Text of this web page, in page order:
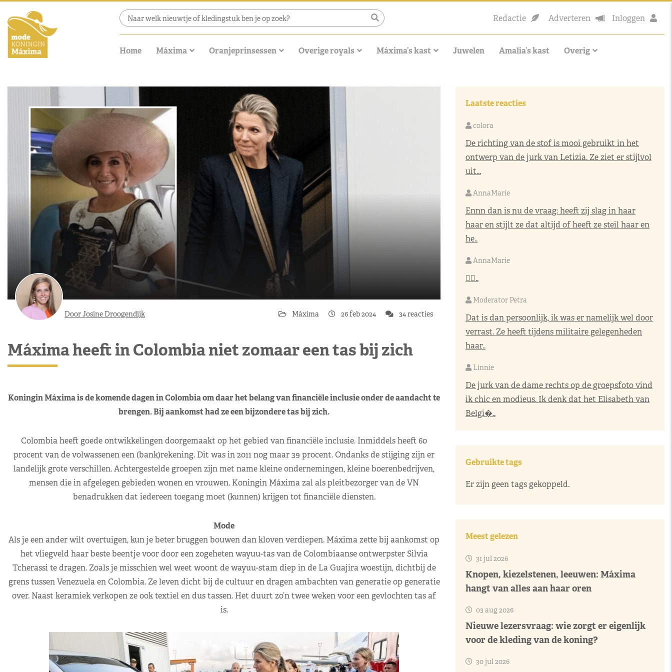
Redactie Adverteren Inloggen
Home Máxima Oranjeprinsessen Overige royals Máxima’s kast Juwelen Amalia’s kast Overig
Door Josine Droogendijk Máxima 26 feb 2024 34 reacties
Máxima heeft in Colombia niet zomaar een tas bij zich
Koningin Máxima is de komende dagen in Colombia om daar het belang van financiële inclusie onder de aandacht te
brengen. Bij aankomst had ze een bijzondere tas bij zich.
Colombia heeft goede ontwikkelingen doorgemaakt op het gebied van financiële inclusie. Inmiddels heeft 60
procent van de volwassenen een (bank)rekening. Dit was in 2011 nog maar 39 procent. Ondanks de stijging zijn er
landelijk grote verschillen. Achtergestelde groepen zijn met name kleine ondernemingen, kleine boerenbedrijven,
mensen die in afgelegen gebieden wonen en vrouwen. Koningin Máxima zal als pleitbezorger van de VN
benadrukken dat iedereen toegang moet (kunnen) krijgen tot financiële diensten.
Mode
Als je een ander wilt overtuigen, kun je beter bruggen bouwen dan kloven verdiepen. Máxima zette bij aankomst op
het vliegveld haar beste beentje voor door een zogeheten wayuu-tas van de Colombiaanse ontwerpster Silvia
Tcherassi te dragen. Zoals je misschien wel weet woont de wayuu-stam diep in de La Guajira woestijn, dichtbij de
grens tussen Venezuela en Colombia. Ze leven dicht bij de cultuur en dragen ambachten van generatie op generatie
over. Naast keramiek verkopen ze ook textiel en dus tassen. Het duurt zo’n twee weken voor een gevlochten tas af
is.
Laatste reacties
colora
De richting van de stof is mooi gebruikt in het
ontwerp van de jurk van Letizia. Ze ziet er stijlvol
uit...
AnnaMarie
Ennn dan is nu de vraag: heeft zij slag in haar
haar en stijlt ze dat altijd of heeft ze steil haar en
he..
AnnaMarie
👌🏼..
Moderator Petra
Dat is dan persoonlijk, ik was er namelijk wel door
verrast. Ze heeft tijdens militaire gelegenheden
haar..
Linnie
De jurk van de dame rechts op de groepsfoto vind
ik chic en modieus. Ik denk dat het Elisabeth van
Belgi�..
Gebruikte tags
Er zijn geen tags gekoppeld.
Meest gelezen
31 jul 2026
Knopen, kiezelstenen, leeuwen: Máxima
hangt van alles aan haar oren
03 aug 2026
Nieuwe lezersvraag: wie zorgt er eigenlijk
voor de kleding van de koning?
30 jul 2026